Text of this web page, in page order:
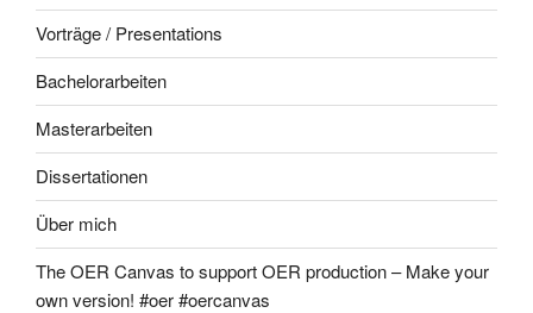
Vorträge / Presentations
Bachelorarbeiten
Masterarbeiten
Dissertationen
Über mich
The OER Canvas to support OER production – Make your
own version! #oer #oercanvas